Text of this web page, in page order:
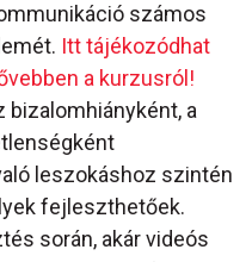
számos
Itt tájékozódhat
a kurzusról!
a
leszokáshoz szintén
fejleszthetőek.
során, akár videós